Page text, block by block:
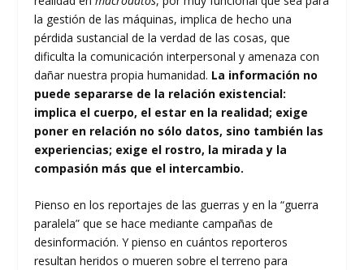
la gestión de las máquinas, implica de hecho una
pérdida sustancial de la verdad de las cosas, que
dificulta la comunicación interpersonal y amenaza con
dañar nuestra propia humanidad. La información no
puede separarse de la relación existencial:
implica el cuerpo, el estar en la realidad; exige
poner en relación no sólo datos, sino también las
experiencias; exige el rostro, la mirada y la
compasión más que el intercambio.
Pienso en los reportajes de las guerras y en la “guerra
paralela” que se hace mediante campañas de
desinformación. Y pienso en cuántos reporteros
resultan heridos o mueren sobre el terreno para